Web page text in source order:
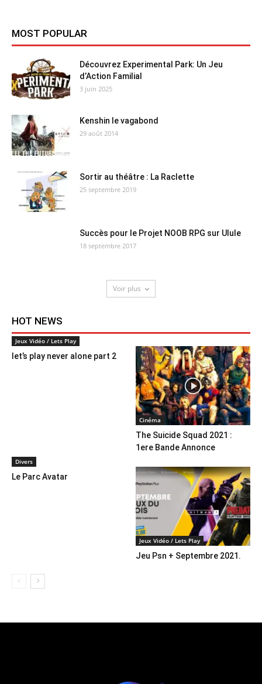
MOST POPULAR
Découvrez Experimental Park: Un Jeu
d’Action Familial
3 juin 2025
Kenshin le vagabond
29 août 2014
Sortir au théâtre : La Raclette
25 septembre 2019
Succès pour le Projet NOOB RPG sur Ulule
18 septembre 2017
Voir plus
HOT NEWS
Jeux Vidéo / Lets Play
let’s play never alone part 2
Cinéma
The Suicide Squad 2021 :
1ere Bande Annonce
Divers
Le Parc Avatar
Jeux Vidéo / Lets Play
Jeu Psn + Septembre 2021.